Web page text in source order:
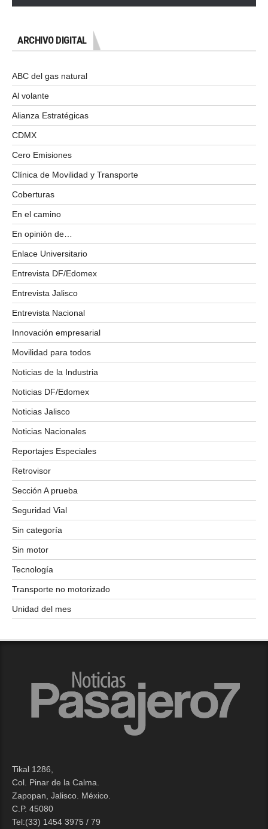
ARCHIVO DIGITAL
ABC del gas natural
Al volante
Alianza Estratégicas
CDMX
Cero Emisiones
Clínica de Movilidad y Transporte
Coberturas
En el camino
En opinión de…
Enlace Universitario
Entrevista DF/Edomex
Entrevista Jalisco
Entrevista Nacional
Innovación empresarial
Movilidad para todos
Noticias de la Industria
Noticias DF/Edomex
Noticias Jalisco
Noticias Nacionales
Reportajes Especiales
Retrovisor
Sección A prueba
Seguridad Vial
Sin categoría
Sin motor
Tecnología
Transporte no motorizado
Unidad del mes
Tikal 1286,
Col. Pinar de la Calma.​
Zapopan, Jalisco. México.
C.P. 45080​
Tel:(33) 1454 3975 / 79